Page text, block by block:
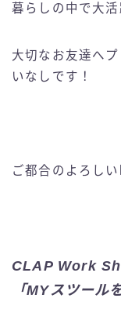
暮らしの中で大活
大切なお友達へ
いなしです！
ご都合のよろし
CLAP Work
「MYスツール